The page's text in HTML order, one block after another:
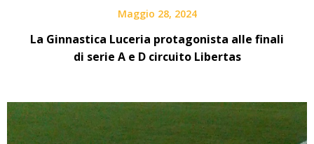
Maggio 28, 2024
La Ginnastica Luceria protagonista alle finali
di serie A e D circuito Libertas